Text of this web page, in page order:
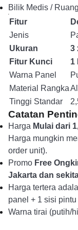
Bilik Medis /
Fitur
Jenis
Ukuran
3
Fitur Kunci
1
Warna Panel
Material Rangka
Tinggi Standar
Catatan
Harga Mulai dari
Harga mungkin
order unit).
Promo Free
Jakarta dan
Harga tertera
panel + 1 sisi pintu
Warna tirai (putih/